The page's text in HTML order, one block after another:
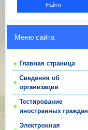
Меню сайта
Главная страница
Сведения об
организации
Тестирование
иностранных граждан
Электронная